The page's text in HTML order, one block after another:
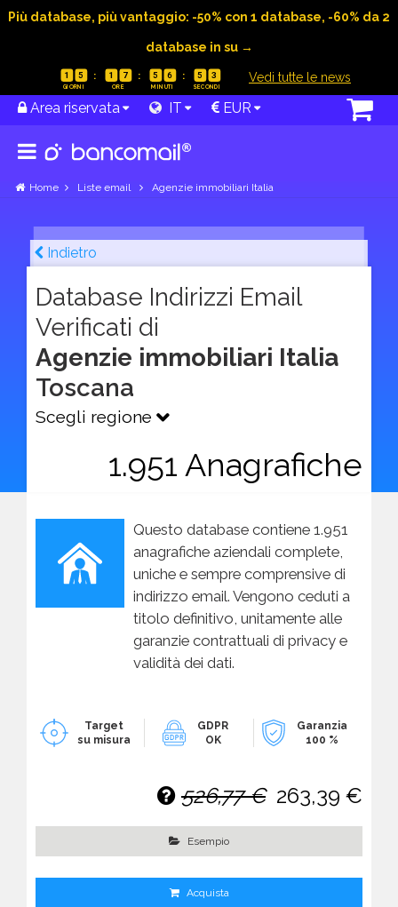
Più database, più vantaggio: -50% con 1 database, -60% da 2
database in su →
1 5 1 7 5 6 5 2 Vedi tutte le news
Area riservata IT EUR
Home Liste email Agenzie immobiliari Italia
Indietro
Database Indirizzi Email
Verificati di
Agenzie immobiliari Italia
Toscana
Scegli regione
1.951 Anagrafiche
Questo database contiene 1.951
anagrafiche aziendali complete,
uniche e sempre comprensive di
indirizzo email. Vengono ceduti a
titolo definitivo, unitamente alle
garanzie contrattuali di privacy e
validità dei dati.
Target
su misura
GDPR
OK
Garanzia
100 %
526,77 € 263,39 €
Esempio
Acquista